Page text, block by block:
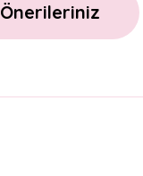
Önerileriniz